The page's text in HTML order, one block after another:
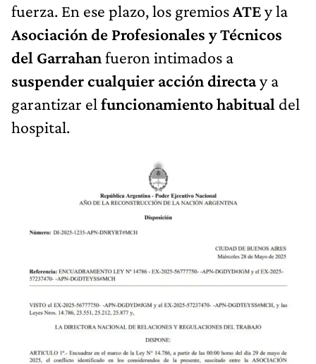
fuerza. En ese plazo, los gremiosATEy la
Asociación de Profesionales y Técnicos
del Garrahanfueron intimados a
suspender cualquier acción directay a
garantizar el funcionamiento habitual del
hospital.